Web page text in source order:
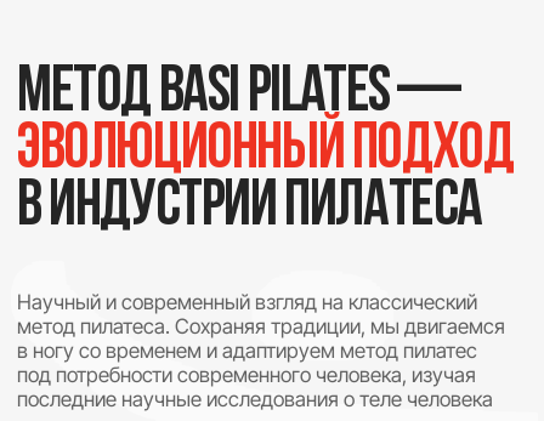
О нас
Купить оборудование
Студии BASI Pilates
Франшиза
Отзывы
Тренироваться в студии